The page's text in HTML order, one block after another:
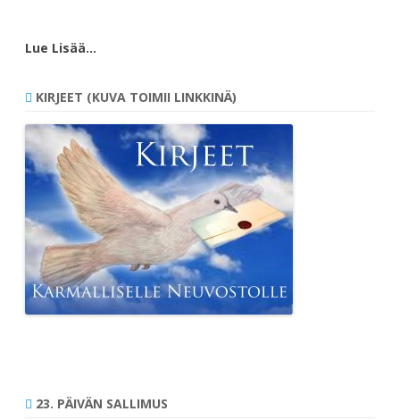
Lue Lisää…
KIRJEET (KUVA TOIMII LINKKINÄ)
23. PÄIVÄN SALLIMUS